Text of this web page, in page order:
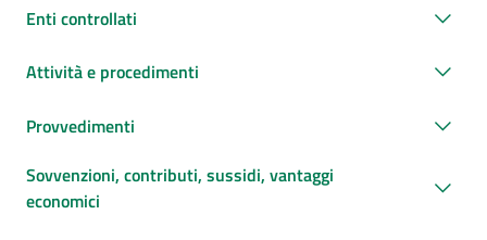
Enti controllati
Attività e procedimenti
Provvedimenti
Sovvenzioni, contributi, sussidi, vantaggi
economici